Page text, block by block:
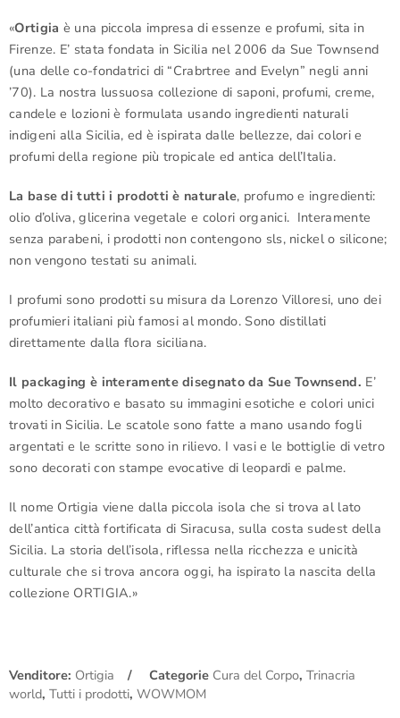
«Ortigia è una piccola impresa di essenze e profumi, sita in
Firenze. E’ stata fondata in Sicilia nel 2006 da Sue Townsend
(una delle co-fondatrici di “Crabrtree and Evelyn” negli anni
’70). La nostra lussuosa collezione di saponi, profumi, creme,
candele e lozioni è formulata usando ingredienti naturali
indigeni alla Sicilia, ed è ispirata dalle bellezze, dai colori e
profumi della regione più tropicale ed antica dell’Italia.
La base di tutti i prodotti è naturale, profumo e ingredienti:
olio d’oliva, glicerina vegetale e colori organici. Interamente
senza parabeni, i prodotti non contengono sls, nickel o silicone;
non vengono testati su animali.
I profumi sono prodotti su misura da Lorenzo Villoresi, uno dei
profumieri italiani più famosi al mondo. Sono distillati
direttamente dalla flora siciliana.
Il packaging è interamente disegnato da Sue Townsend. E’
molto decorativo e basato su immagini esotiche e colori unici
trovati in Sicilia. Le scatole sono fatte a mano usando fogli
argentati e le scritte sono in rilievo. I vasi e le bottiglie di vetro
sono decorati con stampe evocative di leopardi e palme.
Il nome Ortigia viene dalla piccola isola che si trova al lato
dell’antica città fortificata di Siracusa, sulla costa sudest della
Sicilia. La storia dell’isola, riflessa nella ricchezza e unicità
culturale che si trova ancora oggi, ha ispirato la nascita della
collezione ORTIGIA.»
Venditore: Ortigia Categorie Cura del Corpo, Trinacria
world, Tutti i prodotti, WOWMOM